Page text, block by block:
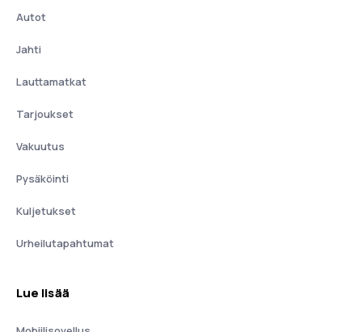
Autot
Jahti
Lauttamatkat
Tarjoukset
Vakuutus
Pysäköinti
Kuljetukset
Urheilutapahtumat
Lue lisää